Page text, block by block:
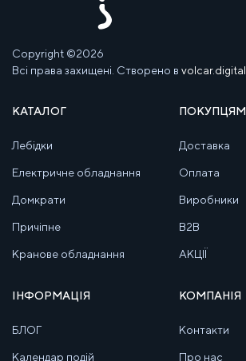
Copyright ©2026
Всі права захищені. Створено в volcar.digital
КАТАЛОГ
Лебідки
Електричне обладнання
Домкрати
Причіпне
Кранове обладнання
ПОКУПЦЯМ
Доставка
Оплата
Виробники
B2B
АКЦІЇ
ІНФОРМАЦІЯ
БЛОГ
Календар подій
КОМПАНІЯ
Контакти
Про нас